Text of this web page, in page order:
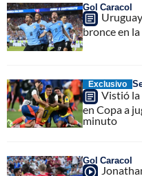
Gol Caracol
bronce en
Exclusivo
Vistió la
en Copa a
minuto
Gol Caracol